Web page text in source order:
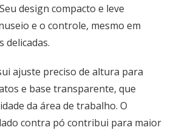
design compacto e leve
e o controle, mesmo em
delicadas.
ajuste preciso de altura para
e base transparente, que
da área de trabalho. O
contra pó contribui para maior